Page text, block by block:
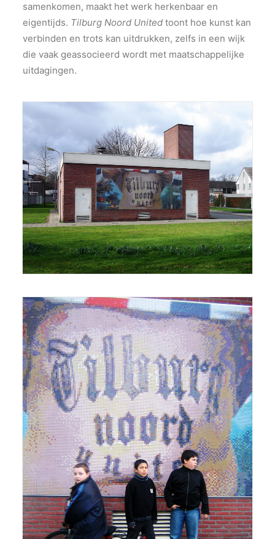
samenkomen, maakt het werk herkenbaar en
eigentijds. Tilburg Noord United toont hoe kunst kan
verbinden en trots kan uitdrukken, zelfs in een wijk
die vaak geassocieerd wordt met maatschappelijke
uitdagingen.